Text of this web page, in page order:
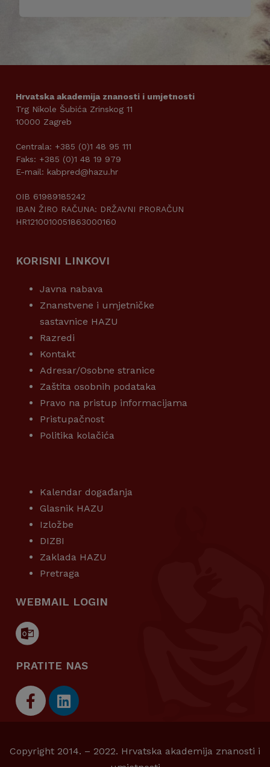
Hrvatska akademija znanosti i umjetnosti
Trg Nikole Šubića Zrinskog 11
10000 Zagreb
Centrala: +385 (0)1 48 95 111
Faks: +385 (0)1 48 19 979
E-mail: kabpred@hazu.hr
OIB 61989185242
IBAN ŽIRO RAČUNA: DRŽAVNI PRORAČUN
HR1210010051863000160
KORISNI LINKOVI
Javna nabava
Znanstvene i umjetničke
sastavnice HAZU
Razredi
Kontakt
Adresar/Osobne stranice
Zaštita osobnih podataka
Pravo na pristup informacijama
Pristupačnost
Politika kolačića
Kalendar događanja
Glasnik HAZU
Izložbe
DIZBI
Zaklada HAZU
Pretraga
WEBMAIL LOGIN
PRATITE NAS
Copyright 2014. – 2022. Hrvatska akademija znanosti i